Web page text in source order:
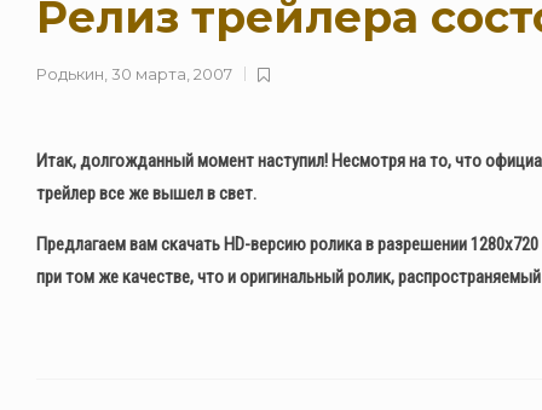
Релиз трейлера
Родькин 30 марта, 2007
Итак, долгожданный момент наступил! Несмотря на то, что
трейлер все же вышел в свет.
Предлагаем вам скачать HD-версию ролика в разрешении
при том же качестве, что и оригинальный ролик,